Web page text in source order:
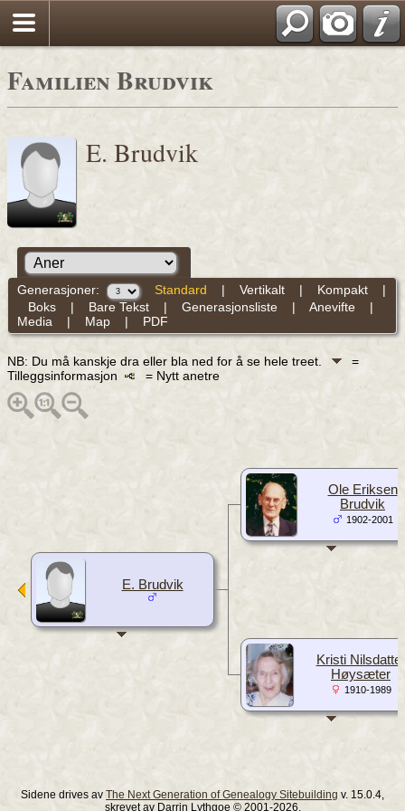
Familien Brudvik
E. Brudvik
Generasjoner: Standard | Vertikalt| Kompakt|
Boks| Bare Tekst| Generasjonsliste| Anevifte|
Media | Map| PDF
NB: Du må kanskje dra eller bla ned for å se hele treet.
=
Tilleggsinformasjon
= Nytt anetre
E. Brudvik
Ole Eriksen
Brudvik
1902-2001
Kristi Nilsdatter
Høysæter
1910-1989
Sidene drives av The Next Generation of Genealogy Sitebuilding v. 15.0.4,
skrevet av Darrin Lythgoe © 2001-2026.